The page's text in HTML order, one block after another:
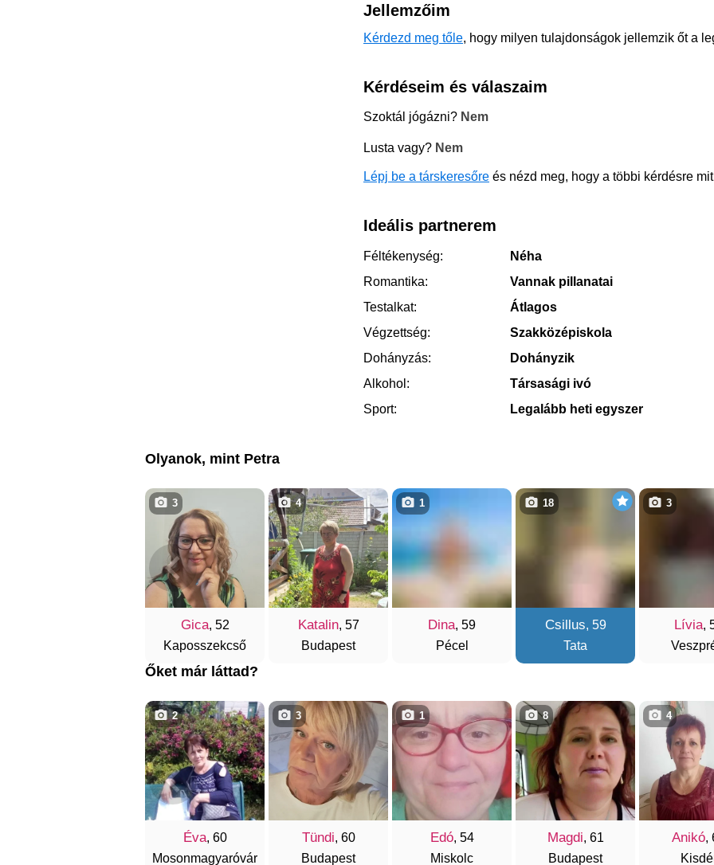
Jellemzőim
Kérdezd meg tőle, hogy milyen tulajdonságok jellemzik őt a
Kérdéseim és válaszaim
Szoktál jógázni? Nem
Lusta vagy? Nem
Lépj be a társkeresőre és nézd meg, hogy a többi kérdésre
Ideális partnerem
Féltékenység:
Néha
Romantika:
Vannak pillanatai
Testalkat:
Átlagos
Végzettség:
Szakközépiskola
Dohányzás:
Dohányzik
Alkohol:
Társasági ivó
Sport:
Legalább heti egyszer
Olyanok, mint Petra
Gica, 52
Kaposszekcső
3
Katalin, 57
Budapest
4
Dina, 59
Pécel
1
Csillus, 59
Tata
18
Lívia,
3
Őket már láttad?
Éva, 60
Mosonmagyaróvár
2
Tündi, 60
Budapest
3
Edó, 54
Miskolc
1
Magdi, 61
Budapest
8
Anikó,
4